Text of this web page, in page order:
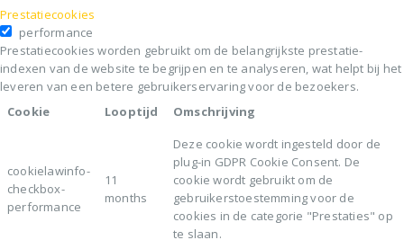
Prestatiecookies
performance
Prestatiecookies worden gebruikt om de belangrijkste prestatie-
indexen van de website te begrijpen en te analyseren, wat helpt bij het
leveren van een betere gebruikerservaring voor de bezoekers.
Cookie
Looptijd Omschrijving
cookielawinfo-
checkbox-
performance
11
months
Deze cookie wordt ingesteld door de
plug-in GDPR Cookie Consent. De
cookie wordt gebruikt om de
gebruikerstoestemming voor de
cookies in de categorie "Prestaties" op
te slaan.